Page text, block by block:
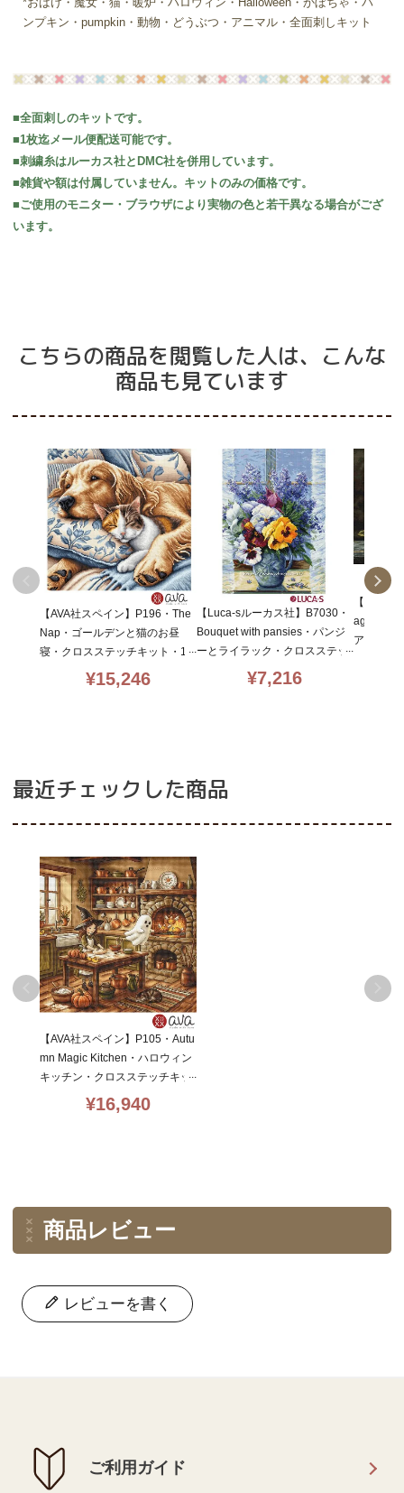
ンプキン・pumpkin・動物・どうぶつ・アニマル・全面刺しキット
■全面刺しのキットです。
■1枚迄メール便配送可能です。
■刺繍糸はルーカス社とDMC社を併用しています。
■雑貨や額は付属していません。キットのみの価格です。
■ご使用のモニター・ブラウザにより実物の色と若干異なる場合がござ
います。
こちらの商品を閲覧した人は、こんな
商品も見ています
【AVA社スペイン】P196・The
Nap・ゴールデンと猫のお昼
寝・クロスステッチキット・16
CT・32×32・Luca-s+DMC社
¥15,246
【Luca-sルーカス社】B7030・
Bouquet with pansies・パンジ
ーとライラック・クロスステッ
チキット・16CT・25×36・LU
CA-S社糸・全面刺し
¥7,216
【Luca-
agnolia
ア・クロ
最近チェックした商品
【AVA社スペイン】P105・Autu
mn Magic Kitchen・ハロウィン
キッチン・クロスステッチキッ
ト・16CT・32×32・Luca-s+D
MC社糸・全面刺し
¥16,940
商品レビュー
レビューを書く
ご利用ガイド